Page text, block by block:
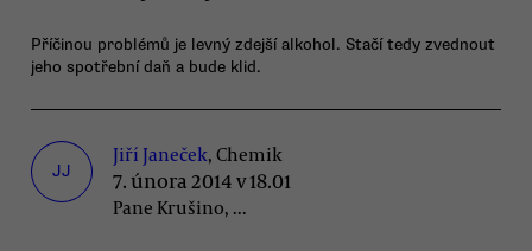
Příčinou problémů je levný zdejší alkohol. Stačí tedy zvednout
jeho spotřební daň a bude klid.
JJ
Jiří Janeček, Chemik
7. února 2014 v 18.01
Pane Krušino, ...